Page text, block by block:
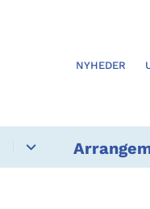
NYHEDER